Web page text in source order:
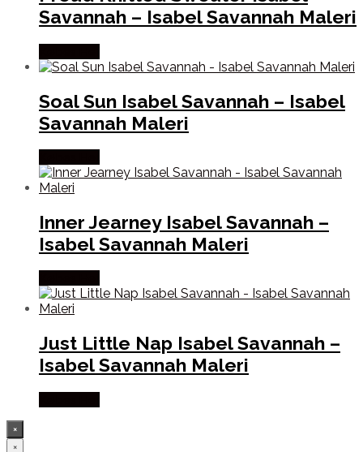
Savannah – Isabel Savannah Maleri
Soal Sun Isabel Savannah – Isabel
Savannah Maleri
Inner Jearney Isabel Savannah –
Isabel Savannah Maleri
Just Little Nap Isabel Savannah –
Isabel Savannah Maleri
×
×